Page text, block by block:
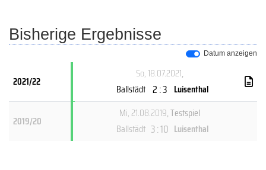
Bisherige Ergebnisse
Datum anzeigen
2021/22
So, 18.07.2021,
Ballstädt 2 : 3 Luisenthal
2019/20
Mi, 21.08.2019, Testspiel
Ballstädt 3 : 10 Luisenthal